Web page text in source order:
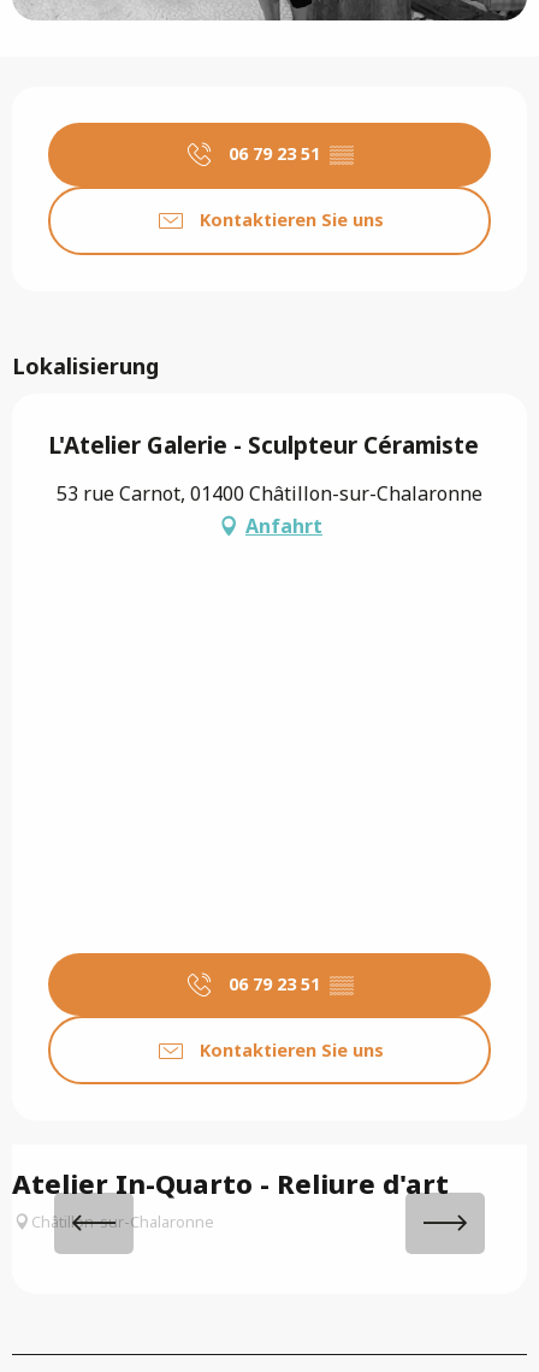
06 79 23 51 ▒▒
Kontaktieren Sie uns
Lokalisierung
L'Atelier Galerie - Sculpteur Céramiste
53 rue Carnot, 01400 Châtillon-sur-Chalaronne
Anfahrt
06 79 23 51 ▒▒
Kontaktieren Sie uns
Atelier In-Quarto - Reliure d'art
Châtillon-sur-Chalaronne